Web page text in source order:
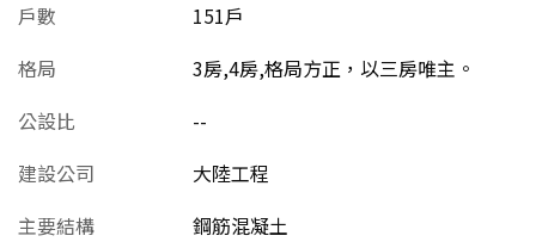
戶數
151戶
格局
3房,4房,格局方正，以三房唯主。
公設比
--
建設公司
大陸工程
主要結構
鋼筋混凝土